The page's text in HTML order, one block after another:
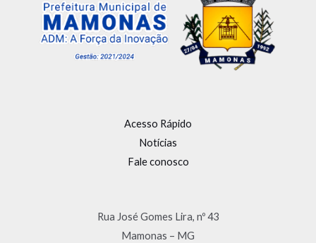
Acesso Rápido
Notícias
Fale conosco
Rua José Gomes Lira, nº 43
Mamonas – MG